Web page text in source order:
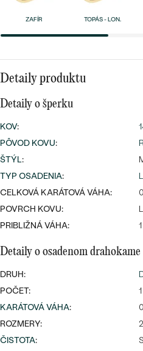
Wave
PODĽA TVARU
DIAMANTY
náušnice
prívesky
prstene
ZAFÍR TOPÁS - LON.
Detaily produktu
Detaily o šperku
KOV:
PÔVOD KOVU:
ŠTÝL:
TYP OSADENIA:
CELKOVÁ KARÁTOVÁ VÁHA:
POVRCH KOVU:
PRIBLIŽNÁ VÁHA:
Detaily o osadenom drahokame
DRUH:
POČET:
1
KARÁTOVÁ VÁHA:
ROZMERY:
ČISTOTA: